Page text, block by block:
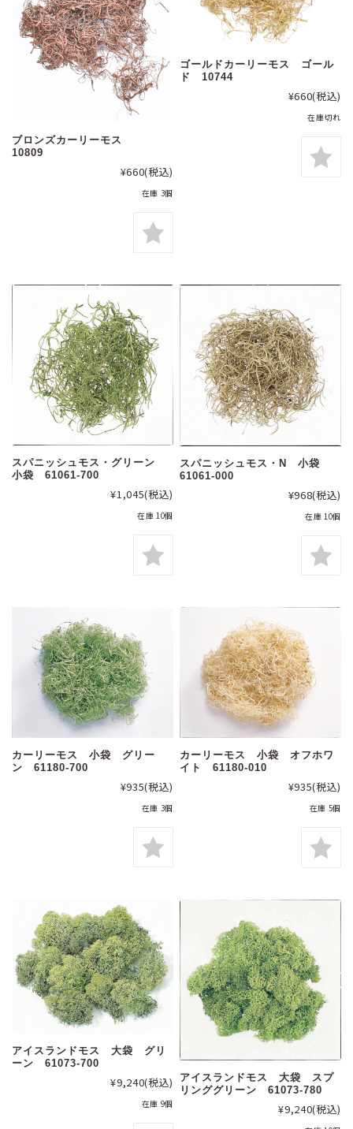
ブロンズカーリーモス
10809
¥660(税込)
在庫 3個
ゴールドカーリーモス ゴール
ド 10744
¥660(税込)
在庫切れ
スパニッシュモス・グリーン
小袋 61061-700
¥1,045(税込)
在庫 10個
スパニッシュモス・N 小袋
61061-000
¥968(税込)
在庫 10個
カーリーモス 小袋 グリー
ン 61180-700
¥935(税込)
在庫 3個
カーリーモス 小袋 オフホワ
イト 61180-010
¥935(税込)
在庫 5個
アイスランドモス 大袋 グリ
ーン 61073-700
¥9,240(税込)
在庫 9個
アイスランドモス 大袋 スプ
リンググリーン 61073-780
¥9,240(税込)